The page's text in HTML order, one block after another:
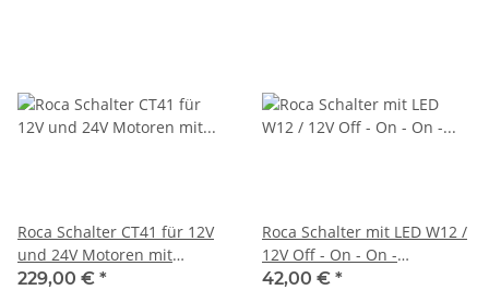
Roca Schalter CT41 für 12V
und 24V Motoren mit
Waschanlage -532311/ MV-
229,00 € *
Roca Schalter mit LED W12 /
12V Off - On - On -
Parkposition 466208
42,00 € *